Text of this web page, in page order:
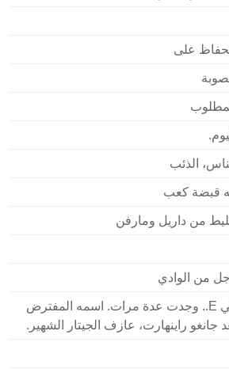
على
الذئب
كعب
من داريل ومارفن
الوادي
في E.. وجدت عدة مرات. اسمه المفترض
راينهارت، عازف الجيتار الشهير.